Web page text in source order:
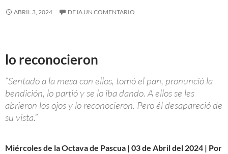
ABRIL 3, 2024 DEJA UN COMENTARIO
lo reconocieron
“Sentado a la mesa con ellos, tomó el pan, pronunció la
bendición, lo partió y se lo iba dando. A ellos se les
abrieron los ojos y lo reconocieron. Pero él desapareció de
su vista.”
Miércoles de la Octava de Pascua | 03 de Abril del 2024 | Por